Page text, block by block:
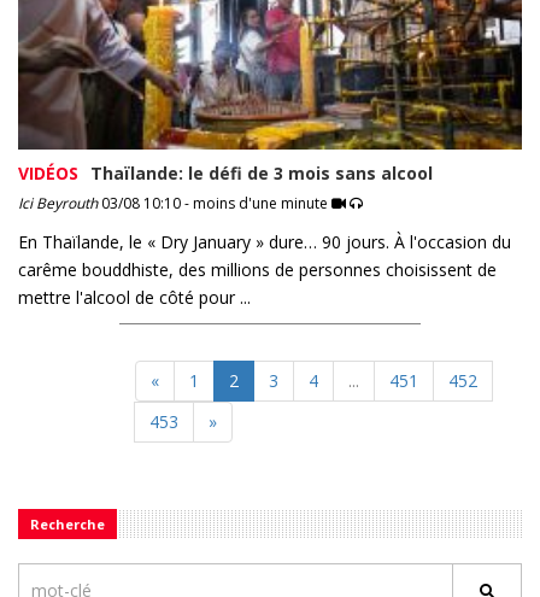
VIDÉOS Thaïlande: le défi de 3 mois sans alcool
Ici Beyrouth03/08 10:10 - moins d'une minute
En Thaïlande, le « Dry January » dure… 90 jours. À l'occasion du
carême bouddhiste, des millions de personnes choisissent de
mettre l'alcool de côté pour ...
« 1 2 3 4 ... 451
452
453
»
Recherche